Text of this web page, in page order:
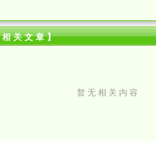
相关文章】
暂 无 相 关 内 容